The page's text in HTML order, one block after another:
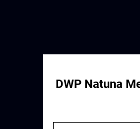
DWP Natuna